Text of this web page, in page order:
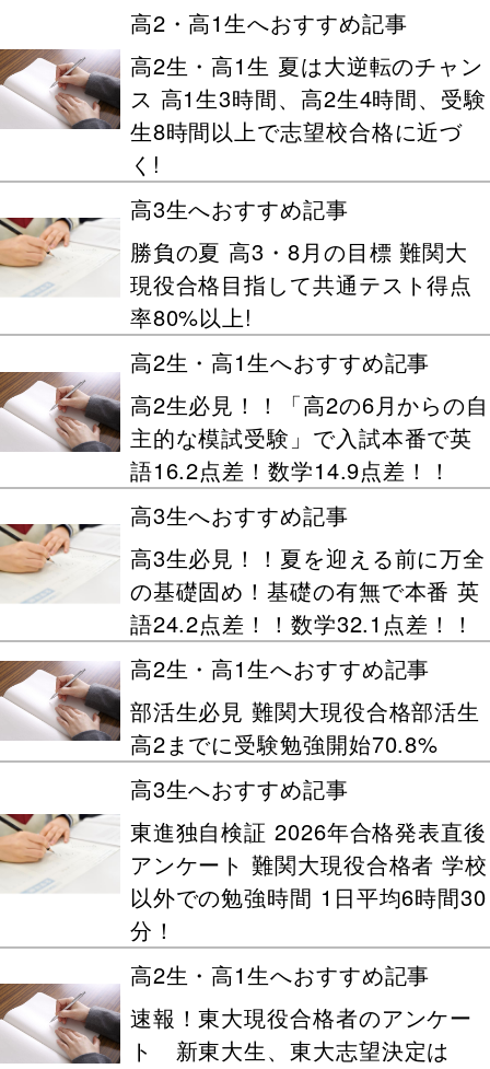
高2・高1生へおすすめ記事
高2生・高1生 夏は大逆転のチャン
ス 高1生3時間、高2生4時間、受験
生8時間以上で志望校合格に近づ
く!
高3生へおすすめ記事
勝負の夏 高3・8月の目標 難関大
現役合格目指して共通テスト得点
率80%以上!
高2生・高1生へおすすめ記事
高2生必見！！「高2の6月からの自
主的な模試受験」で入試本番で英
語16.2点差！数学14.9点差！！
高3生へおすすめ記事
高3生必見！！夏を迎える前に万全
の基礎固め！基礎の有無で本番 英
語24.2点差！！数学32.1点差！！
高2生・高1生へおすすめ記事
部活生必見 難関大現役合格部活生
高2までに受験勉強開始70.8%
高3生へおすすめ記事
東進独自検証 2026年合格発表直後
アンケート 難関大現役合格者 学校
以外での勉強時間 1日平均6時間30
分！
高2生・高1生へおすすめ記事
速報！東大現役合格者のアンケー
ト 新東大生、東大志望決定は